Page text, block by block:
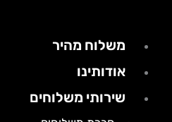
משלוח מהיר
אודותינו
שירותי משלוחים